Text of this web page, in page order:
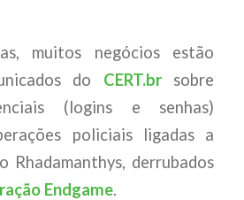
muitos negócios estão
do CERT.brsobre
(logins e senhas)
policiais ligadas a
Rhadamanthys, derrubados
Endgame.